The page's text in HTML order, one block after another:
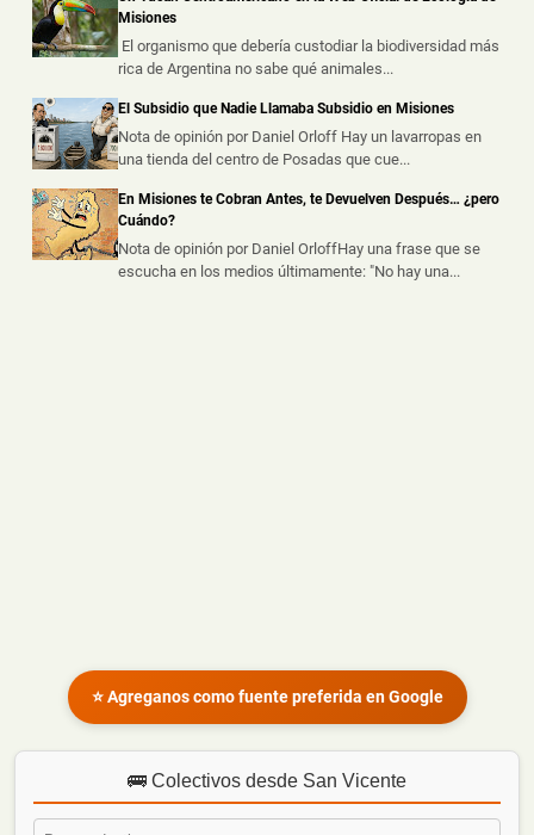
Las cámaras del CIO 911 fueron claves para avanzar en
Marihuana Valuada en un Millón de Pesos
📅 8 ago 2026
Un presunto intercambio de droga fue frustrado durante
un operativo policial rea...
Misiones
El organismo que debería custodiar la biodiversidad más
rica de Argentina no sabe qué animales...
El Subsidio que Nadie Llamaba Subsidio en Misiones
Nota de opinión por Daniel Orloff Hay un lavarropas en
una tienda del centro de Posadas que cue...
En Misiones te Cobran Antes, te Devuelven Después… ¿pero
Cuándo?
Nota de opinión por Daniel OrloffHay una frase que se
escucha en los medios últimamente: "No hay una...
⭐ Agreganos como fuente preferida en Google
🚌 Colectivos desde San Vicente